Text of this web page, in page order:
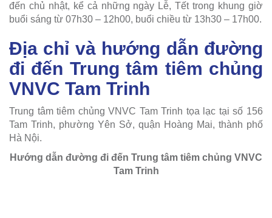
đến chủ nhật, kể cả những ngày Lễ, Tết trong khung giờ
buổi sáng từ 07h30 – 12h00, buổi chiều từ 13h30 – 17h00.
Địa chỉ và hướng dẫn đường
đi đến Trung tâm tiêm chủng
VNVC Tam Trinh
Trung tâm tiêm chủng VNVC Tam Trinh tọa lạc tại số 156
Tam Trinh, phường Yên Sở, quận Hoàng Mai, thành phố
Hà Nội.
Hướng dẫn đường đi đến Trung tâm tiêm chủng VNVC
Tam Trinh